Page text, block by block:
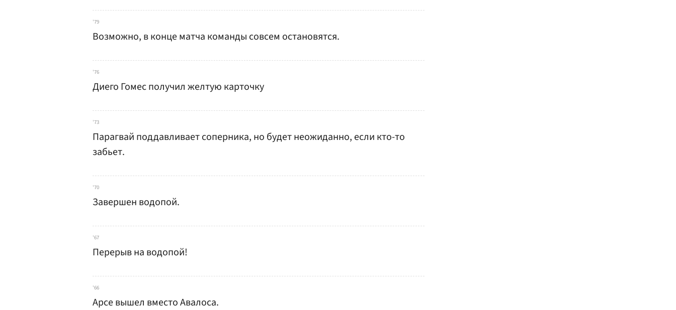
'79
Возможно, в конце матча команды совсем остановятся.
'76
Диего Гомес получил желтую карточку
'73
Парагвай поддавливает соперника, но будет неожиданно, если кто-то
забьет.
'70
Завершен водопой.
'67
Перерыв на водопой!
'66
Арсе вышел вместо Авалоса.